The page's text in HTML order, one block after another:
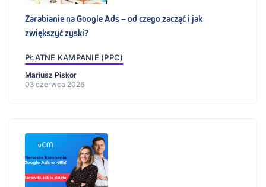
Zarabianie na Google Ads – od czego zacząć i jak
zwiększyć zyski?
PŁATNE KAMPANIE (PPC)
Mariusz Piskor
03 czerwca 2026